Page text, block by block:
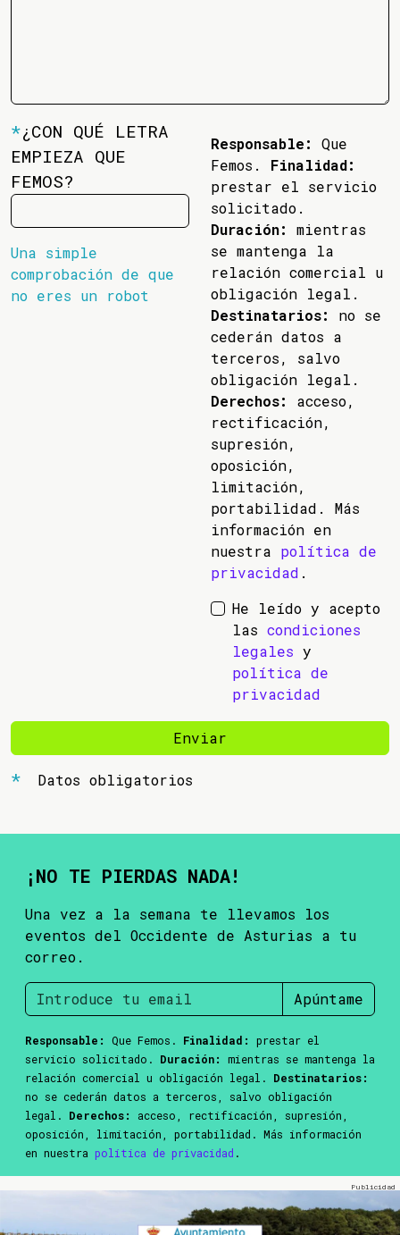
*¿CON QUÉ LETRA
EMPIEZA QUE
FEMOS?
Una simple
comprobación de que
no eres un robot
Responsable:
Que
Femos. Finalidad:
prestar el servicio
solicitado.
Duración:
mientras
se mantenga la
relación comercial u
obligación legal.
Destinatarios:
no se
cederán datos a
terceros, salvo
obligación legal.
Derechos:
acceso,
rectificación,
supresión,
oposición,
limitación,
portabilidad. Más
información en
nuestra política de
privacidad .
He leído y acepto
las condiciones
legales y
política de
privacidad
Enviar
Datos obligatorios
¡NO TE PIERDAS NADA!
Una vez a la semana te llevamos los
eventos del Occidente de Asturias a tu
correo.
Apúntame
Responsable: Que Femos. Finalidad:
prestar el
servicio solicitado. Duración:
mientras se mantenga la
relación comercial u obligación legal. Destinatarios:
no se cederán datos a terceros, salvo obligación
legal. Derechos:
acceso, rectificación, supresión,
oposición, limitación, portabilidad. Más información
en nuestra política de privacidad .